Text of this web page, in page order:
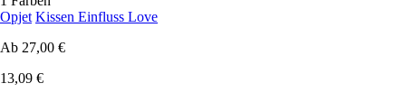
Opjet Kissen Einfluss Love
Ab 27,00 €
13,09 €